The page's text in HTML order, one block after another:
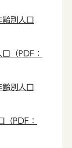
別人口
（PDF：
別人口
PDF：